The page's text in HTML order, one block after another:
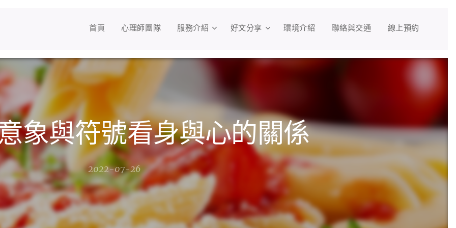
首頁 心理師團隊 服務介紹 好文分享 環境介紹 聯絡與交通 線上預約
象與符號看身與心的關係
2022-07-26